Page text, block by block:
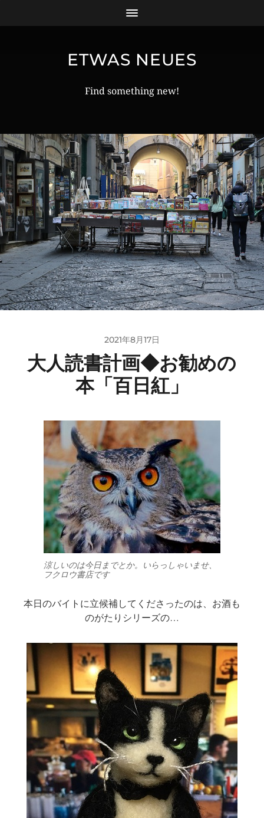
ETWAS NEUES
Find something new!
2021年8月17日
大人読書計画◆お勧めの
本「百日紅」
涼しいのは今日までとか。いらっしゃいませ、
フクロウ書店です
本日のバイトに立候補してくださったのは、お酒も
のがたりシリーズの…